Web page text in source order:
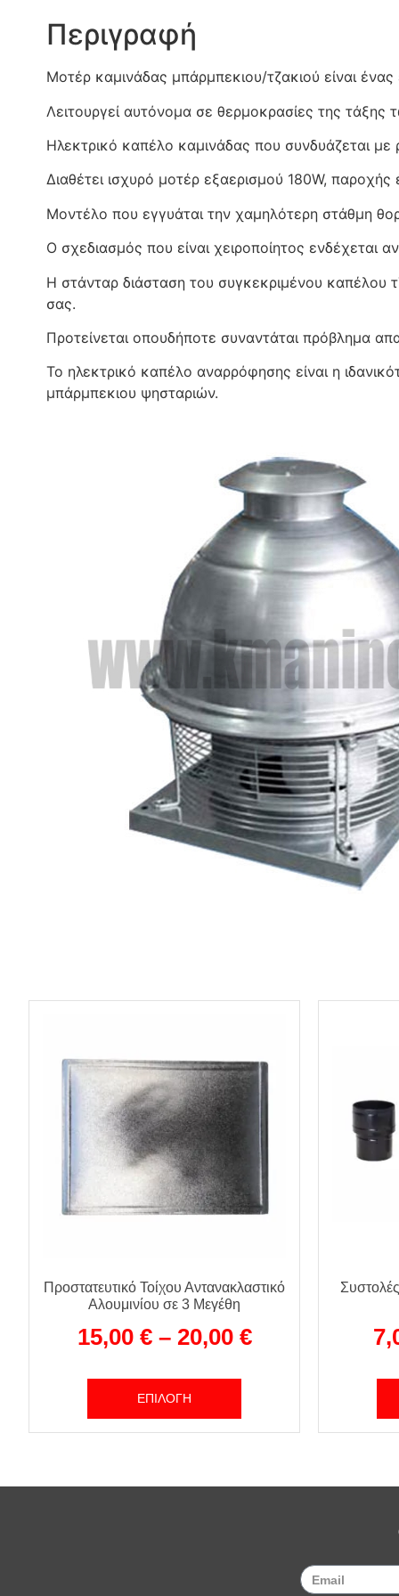
Περιγραφή
Μοτέρ καμινάδας μπάρμπεκιου/τζακιού είναι
Λειτουργεί αυτόνομα σε θερμοκρασίες της
Ηλεκτρικό καπέλο καμινάδας που συνδυάζεται
Διαθέτει ισχυρό μοτέρ εξαερισμού 180W,
Μοντέλο που εγγυάται την χαμηλότερη στάθμη
Ο σχεδιασμός που είναι χειροποίητος ενδέχεται
Η στάνταρ διάσταση του συγκεκριμένου καπέλου
σας.
Προτείνεται οπουδήποτε συναντάται πρόβλημα
Το ηλεκτρικό καπέλο αναρρόφησης είναι η
μπάρμπεκιου ψησταριών.
Προστατευτικό Τοίχου Αντανακλαστικό
Αλουμινίου σε 3 Μεγέθη
15,00 € – 20,00 €
ΕΠΙΛΟΓΉ